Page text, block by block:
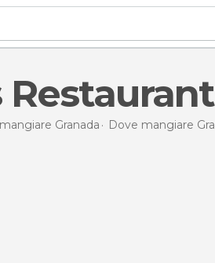
Restaurant
Granada Dove mangiare